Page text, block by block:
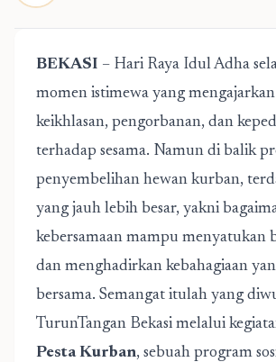
BEKASI – Hari Raya Idul Adha
momen istimewa yang
keikhlasan, pengorbanan, dan
terhadap sesama. Namun di balik
penyembelihan hewan kurban,
yang jauh lebih besar, yakni
kebersamaan mampu menyatukan
dan menghadirkan kebahagiaan
bersama. Semangat itulah yang
TurunTangan Bekasi melalui
Pesta Kurban, sebuah program